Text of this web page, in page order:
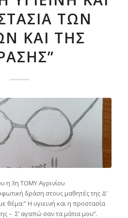
ΤΩΝ
ΚΑΙ ΤΗΣ
η 3η ΤΟΜΥ Αγρινίου
δράση στους μαθητές της Δ’
θέμα:” Η υγιεινή και η προστασία
– Σ’ αγαπώ σαν τα μάτια μου”.